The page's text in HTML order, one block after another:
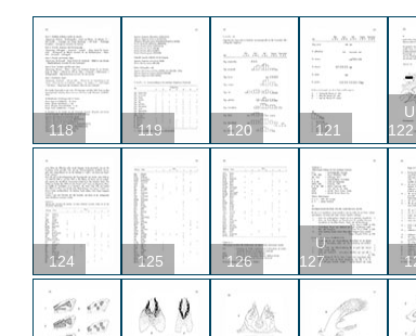
118 119 120 121
U
122
124 125 126
U
127